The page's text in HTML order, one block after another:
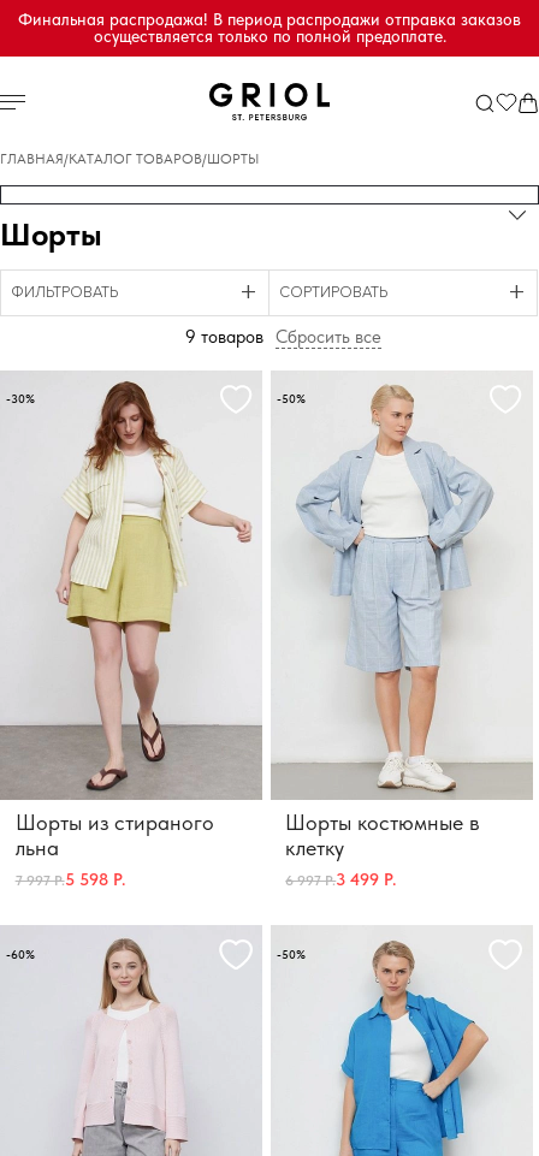
Финальная распродажа! В период распродажи отправка заказов
осуществляется только по полной предоплате.
ГЛАВНАЯ/КАТАЛОГ ТОВАРОВ/ШОРТЫ
Шорты
ФИЛЬТРОВАТЬ СОРТИРОВАТЬ
9 товаров Сбросить все
-30%
Шорты из стираного
льна
7 997 Р.5 598 Р.
-50%
Шорты костюмные в
клетку
6 997 Р.3 499 Р.
-60% -50%